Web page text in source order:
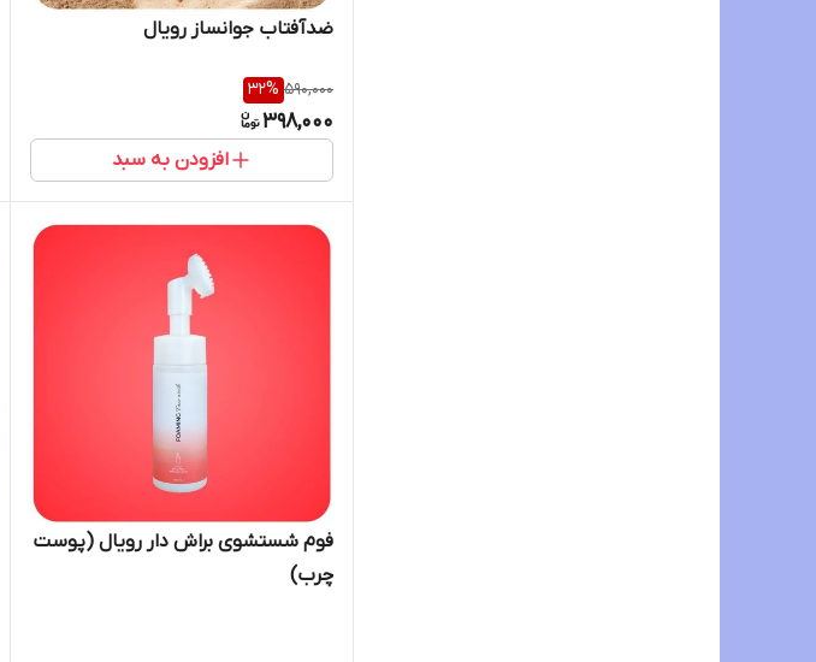
ضدآفتاب جوانساز رویال
590,000
32%
398,000
افزودن به سبد
فوم شستشوی براش دار رویال (پوست
چرب)